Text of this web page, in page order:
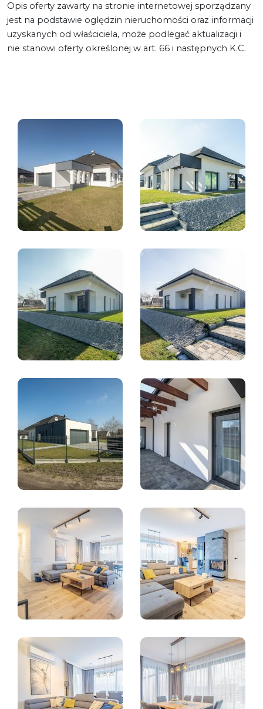
Opis oferty zawarty na stronie internetowej sporządzany
jest na podstawie oględzin nieruchomości oraz informacji
uzyskanych od właściciela, może podlegać aktualizacji i
nie stanowi oferty określonej w art. 66 i następnych K.C.